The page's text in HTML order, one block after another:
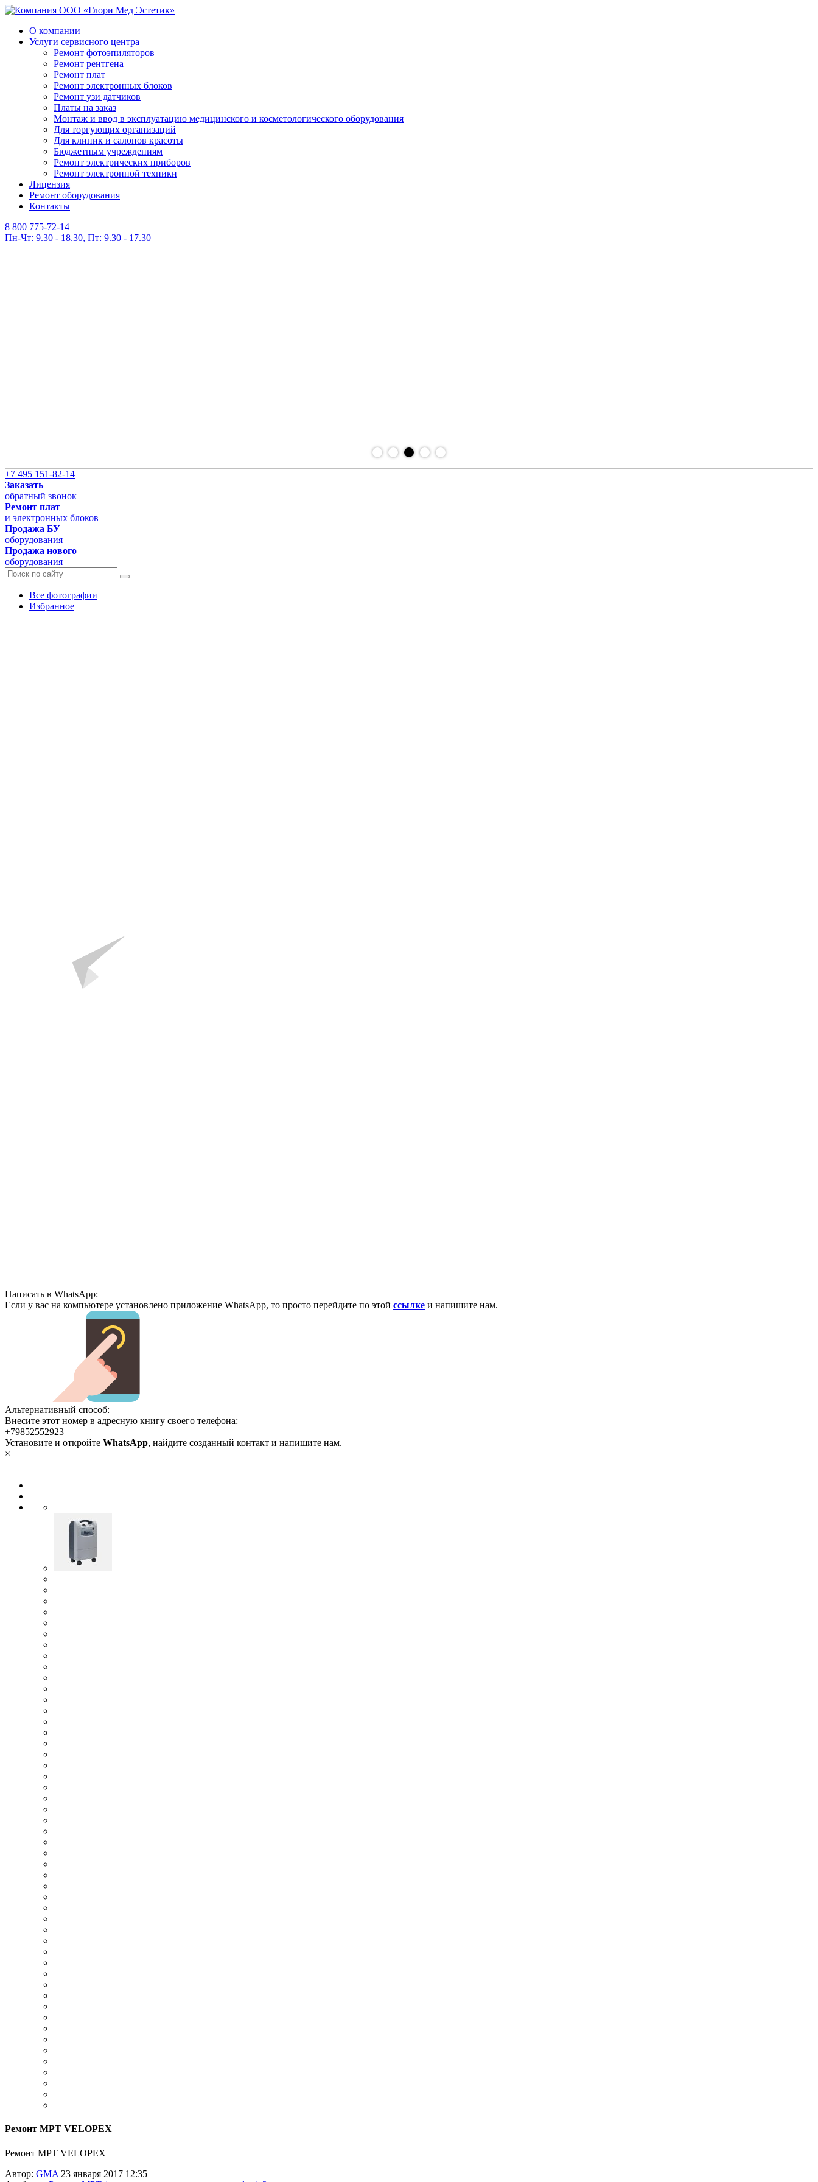
О компании
Услуги сервисного центра
Ремонт фотоэпиляторов
Ремонт рентгена
Ремонт плат
Ремонт электронных блоков
Ремонт узи датчиков
Платы на заказ
Монтаж и ввод в эксплуатацию медицинского и косметологического оборудования
Для торгующих организаций
Для клиник и салонов красоты
Бюджетным учреждениям
Ремонт электрических приборов
Ремонт электронной техники
Лицензия
Ремонт оборудования
Контакты
8 800 775-72-14
Пн-Чт: 9.30 - 18.30, Пт: 9.30 - 17.30
+7 495 151-82-14
Заказать
обратный звонок
Ремонт плат
и электронных блоков
Продажа БУ
оборудования
Продажа нового
оборудования
Все фотографии
Избранное
Написать в WhatsApp:
Если у вас на компьютере установлено приложение WhatsApp, то просто перейдите по этой ссылке и напишите нам.
Альтернативный способ:
Внесите этот номер в адресную книгу своего телефона:
+79852552923
Установите и откройте WhatsApp, найдите созданный контакт и напишите нам.
×
Ремонт МРТ VELOPEX
Ремонт МРТ VELOPEX
Автор: GMA 23 января 2017 12:35